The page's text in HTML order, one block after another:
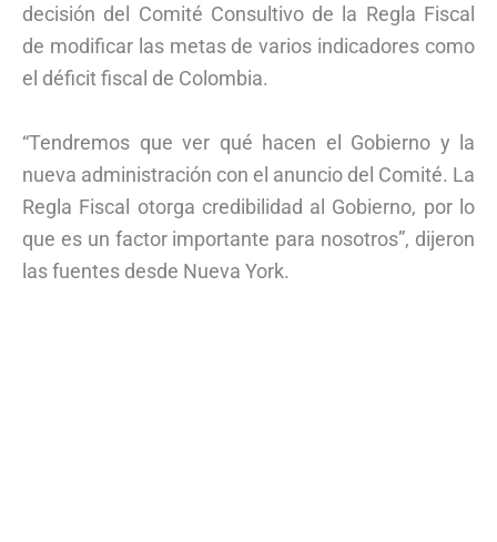
decisión del Comité Consultivo de la Regla Fiscal
de modificar las metas de varios indicadores como
el déficit fiscal de Colombia.
“Tendremos que ver qué hacen el Gobierno y la
nueva administración con el anuncio del Comité. La
Regla Fiscal otorga credibilidad al Gobierno, por lo
que es un factor importante para nosotros”, dijeron
las fuentes desde Nueva York.